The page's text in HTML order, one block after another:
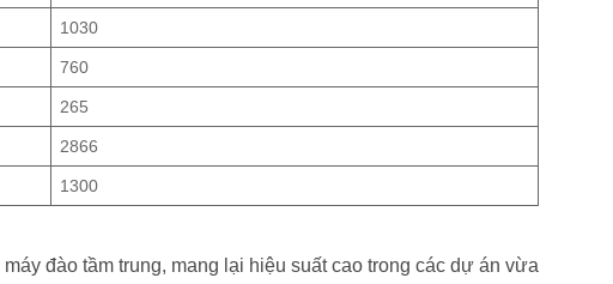
1030
760
265
2866
1300
đào tầm trung, mang lại hiệu suất cao trong các dự án vừa